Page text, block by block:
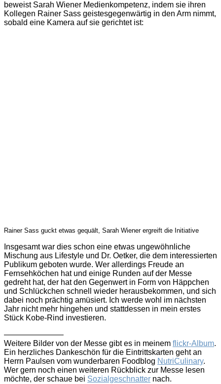
beweist Sarah Wiener Medienkompetenz, indem sie ihren
Kollegen Rainer Sass geistesgegenwärtig in den Arm nimmt,
sobald eine Kamera auf sie gerichtet ist:
Rainer Sass guckt etwas gequält, Sarah Wiener ergreift die Initiative
Insgesamt war dies schon eine etwas ungewöhnliche
Mischung aus Lifestyle und Dr. Oetker, die dem interessierten
Publikum geboten wurde. Wer allerdings Freude an
Fernsehköchen hat und einige Runden auf der Messe
gedreht hat, der hat den Gegenwert in Form von Häppchen
und Schlückchen schnell wieder herausbekommen, und sich
dabei noch prächtig amüsiert. Ich werde wohl im nächsten
Jahr nicht mehr hingehen und stattdessen in mein erstes
Stück Kobe-Rind investieren.
———————–
Weitere Bilder von der Messe gibt es in meinem flickr-Album.
Ein herzliches Dankeschön für die Eintrittskarten geht an
Herrn Paulsen vom wunderbaren Foodblog NutriCulinary.
Wer gern noch einen weiteren Rückblick zur Messe lesen
möchte, der schaue bei Sozialgeschnatter nach.